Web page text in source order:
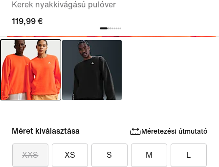
Kerek nyakkivágású pulóver
119,99 €
Méret kiválasztása Méretezési útmutató
XXS XS S M L